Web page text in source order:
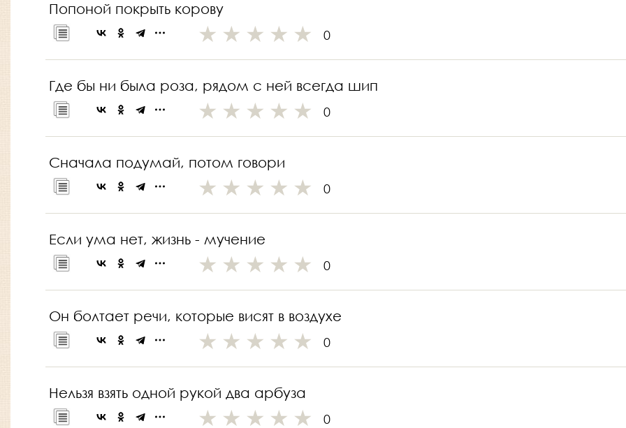
Попоной покрыть корову
0
Где бы ни была роза, рядом с ней всегда шип
0
Сначала подумай, потом говори
0
Если ума нет, жизнь - мучение
0
Он болтает речи, которые висят в воздухе
0
Нельзя взять одной рукой два арбуза
0